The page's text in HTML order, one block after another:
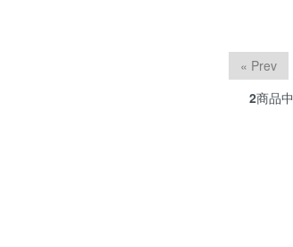
« Prev
2商品中